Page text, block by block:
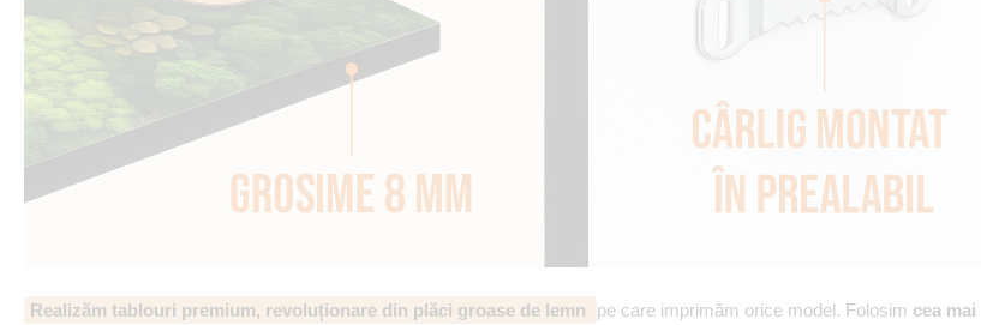
Realizăm tablouri premium, revoluționare din plăci groase de lemn pe care imprimăm orice model. Folosim cea mai